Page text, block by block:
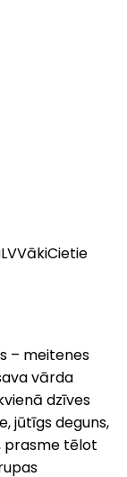
LVVākiCietie
– meitenes
vārda
dzīves
jūtīgs deguns,
prasme tēlot